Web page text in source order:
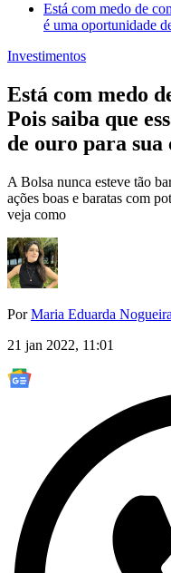
Está com medo de
é uma oportunidade
Investimentos
Está com medo
Pois saiba que
de ouro para
A Bolsa nunca esteve tão
ações boas e baratas com
veja como
PorMaria Eduarda Nogueira
21 jan 2022, 11:01